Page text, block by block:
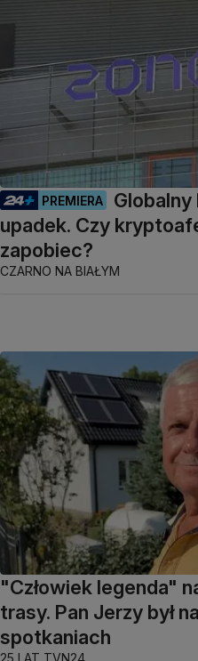
PREMIERA
upadek. Czy
zapobiec?
CZARNO NA BIAŁYM
"Człowiek legenda"
trasy. Pan Jerzy był
spotkaniach
25 LAT TVN24